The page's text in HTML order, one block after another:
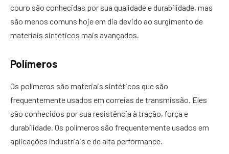
couro são conhecidas por sua qualidade e durabilidade, mas
são menos comuns hoje em dia devido ao surgimento de
materiais sintéticos mais avançados.
Polímeros
Os polímeros são materiais sintéticos que são
frequentemente usados em correias de transmissão. Eles
são conhecidos por sua resistência à tração, força e
durabilidade. Os polímeros são frequentemente usados em
aplicações industriais e de alta performance.